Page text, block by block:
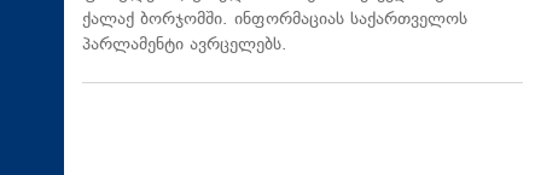
ქალაქ ბორჯომში. ინფორმაციას საქართველოს
პარლამენტი ავრცელებს.